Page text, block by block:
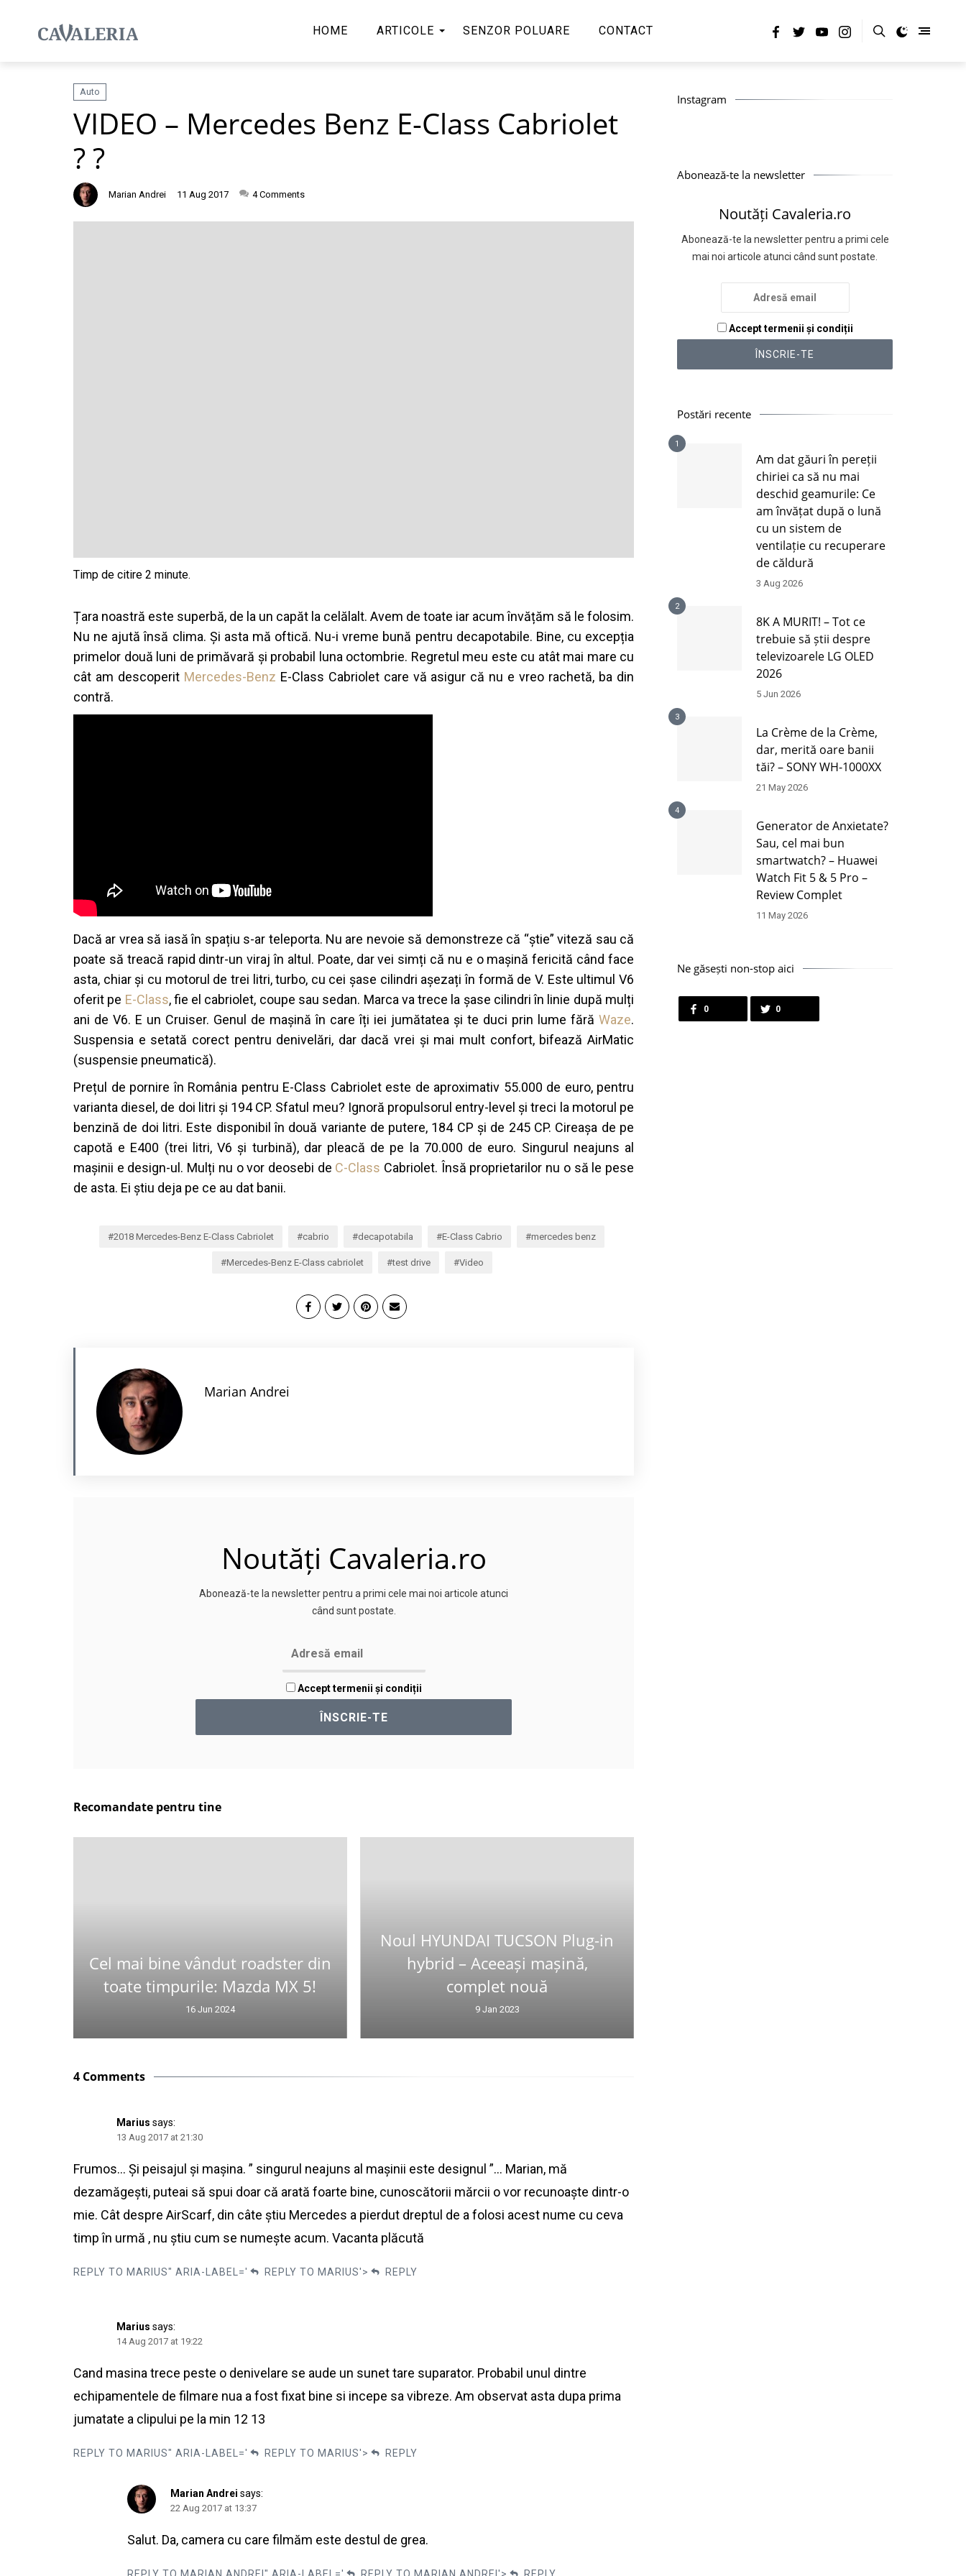
HOME ARTICOLE SENZOR POLUARE CONTACT
Auto
VIDEO – Mercedes Benz E-Class Cabriolet
? ?
Marian Andrei 11 Aug 2017 4Comments
Țara noastră este superbă, de la un capăt la celălalt. Avem de toate iar acum învățăm să le folosim.
Nu ne ajută însă clima. Și asta mă oftică. Nu-i vreme bună pentru decapotabile. Bine, cu excepția
primelor două luni de primăvară și probabil luna octombrie. Regretul meu este cu atât mai mare cu
cât am descoperit Mercedes-Benz E-Class Cabriolet care vă asigur că nu e vreo rachetă, ba din
contră.
Dacă ar vrea să iasă în spațiu s-ar teleporta. Nu are nevoie să demonstreze că “știe” viteză sau că
poate să treacă rapid dintr-un viraj în altul. Poate, dar vei simți că nu e o mașină fericită când face
asta, chiar și cu motorul de trei litri, turbo, cu cei șase cilindri așezați în formă de V. Este ultimul V6
oferit pe E-Class, fie el cabriolet, coupe sau sedan. Marca va trece la șase cilindri în linie după mulți
ani de V6. E un Cruiser. Genul de mașină în care îți iei jumătatea și te duci prin lume fără Waze.
Suspensia e setată corect pentru denivelări, dar dacă vrei și mai mult confort, bifează AirMatic
(suspensie pneumatică).
Prețul de pornire în România pentru E-Class Cabriolet este de aproximativ 55.000 de euro, pentru
varianta diesel, de doi litri și 194 CP. Sfatul meu? Ignoră propulsorul entry-level și treci la motorul pe
benzină de doi litri. Este disponibil în două variante de putere, 184 CP și de 245 CP. Cireașa de pe
capotă e E400 (trei litri, V6 și turbină), dar pleacă de pe la 70.000 de euro. Singurul neajuns al
mașinii e design-ul. Mulți nu o vor deosebi de C-Class Cabriolet. Însă proprietarilor nu o să le pese
de asta. Ei știu deja pe ce au dat banii.
2018 Mercedes-Benz E-Class Cabriolet cabrio decapotabila E-Class Cabrio mercedes benz
Mercedes-Benz E-Class cabriolet test drive Video
Marian Andrei
Noutăți Cavaleria.ro
Abonează-te la newsletter pentru a primi cele mai noi articole atunci
când sunt postate.
Accept termenii și condiții
Recomandate pentru tine
Cel mai bine vândut roadster din
toate timpurile: Mazda MX 5!
16 Jun 2024
Noul HYUNDAI TUCSON Plug-in
hybrid – Aceeași mașină,
complet nouă
9 Jan 2023
4 Comments
Marius says:
13 Aug 2017 at 21:30
Frumos… Și peisajul și mașina. ” singurul neajuns al mașinii este designul ”… Marian, mă
dezamăgești, puteai să spui doar că arată foarte bine, cunoscătorii mărcii o vor recunoaște dintr-o
mie. Cât despre AirScarf, din câte știu Mercedes a pierdut dreptul de a folosi acest nume cu ceva
timp în urmă , nu știu cum se numește acum. Vacanta plăcută
REPLY TO MARIUS" ARIA-LABEL=' REPLY TO MARIUS'> REPLY
Marius says:
14 Aug 2017 at 19:22
Cand masina trece peste o denivelare se aude un sunet tare suparator. Probabil unul dintre
echipamentele de filmare nua a fost fixat bine si incepe sa vibreze. Am observat asta dupa prima
jumatate a clipului pe la min 12 13
REPLY TO MARIUS" ARIA-LABEL=' REPLY TO MARIUS'> REPLY
Marian Andrei says:
22 Aug 2017 at 13:37
Salut. Da, camera cu care filmăm este destul de grea.
Instagram
Abonează-te la newsletter
Noutăți Cavaleria.ro
Abonează-te la newsletter pentru a primi cele
mai noi articole atunci când sunt postate.
Accept termenii și condiții
Postări recente
1
Am dat găuri în pereții
chiriei ca să nu mai
deschid geamurile: Ce
am învățat după o lună
cu un sistem de
ventilație cu recuperare
de căldură
3 Aug 2026
2
8K A MURIT! – Tot ce
trebuie să știi despre
televizoarele LG OLED
2026
5 Jun 2026
3
La Crème de la Crème,
dar, merită oare banii
tăi? – SONY WH-1000XX
21 May 2026
4
Generator de Anxietate?
Sau, cel mai bun
smartwatch? – Huawei
Watch Fit 5 & 5 Pro –
Review Complet
11 May 2026
Ne găsești non-stop aici
0 0